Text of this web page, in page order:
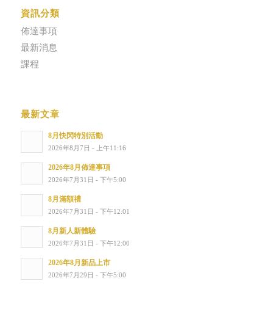
資訊分類
佈達事項
最新消息
課程
最新文章
8月快閃特別活動
2026年8月7日 - 上午11:16
2026年8月佈達事項
2026年7月31日 - 下午5:00
8月滿額禮
2026年7月31日 - 下午12:01
8月新人新體驗
2026年7月31日 - 下午12:00
2026年8月新品上市
2026年7月29日 - 下午5:00